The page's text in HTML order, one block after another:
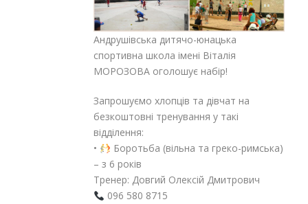
Андрушівська дитячо-юнацька
спортивна школа імені Віталія
МОРОЗОВА оголошує набір!
Запрошуємо хлопців та дівчат на
безкоштовні тренування у такі
відділення:
•
Боротьба (вільна та греко-римська)
– з 6 років
Тренер: Довгий Олексій Дмитрович
096 580 8715